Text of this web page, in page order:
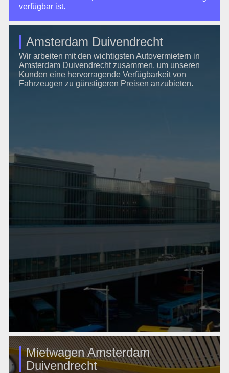
verfügbar ist.
Amsterdam Duivendrecht
Wir arbeiten mit den wichtigsten Autovermietern in
Amsterdam Duivendrecht zusammen, um unseren
Kunden eine hervorragende Verfügbarkeit von
Fahrzeugen zu günstigeren Preisen anzubieten.
Mietwagen Amsterdam
Duivendrecht